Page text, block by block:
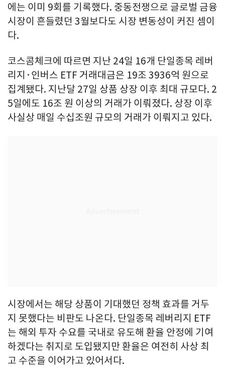
에는 이미 9회를 기록했다. 중동전쟁으로 글로벌 금융
시장이 흔들렸던 3월보다도 시장 변동성이 커진 셈이
다.
코스콤체크에 따르면 지난 24일 16개 단일종목 레버
리지·인버스 ETF 거래대금은 19조 3936억 원으로
집계됐다. 지난달 27일 상품 상장 이후 최대 규모다. 2
5일에도 16조 원 이상의 거래가 이뤄졌다. 상장 이후
사실상 매일 수십조원 규모의 거래가 이뤄지고 있다.
시장에서는 해당 상품이 기대했던 정책 효과를 거두
지 못했다는 비판도 나온다. 단일종목 레버리지 ETF
는 해외 투자 수요를 국내로 유도해 환율 안정에 기여
하겠다는 취지로 도입됐지만 환율은 여전히 사상 최
고 수준을 이어가고 있어서다.